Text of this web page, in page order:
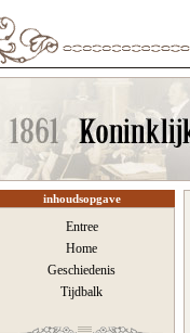
inhoudsopgave
Entree
Home
Geschiedenis
Tijdbalk